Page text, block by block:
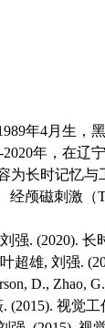
年4月生，
年，在辽
为长时记忆
经颅磁刺激（
强. (2020).
超雄, 刘强.
D., Zhao,
(2015). 视觉